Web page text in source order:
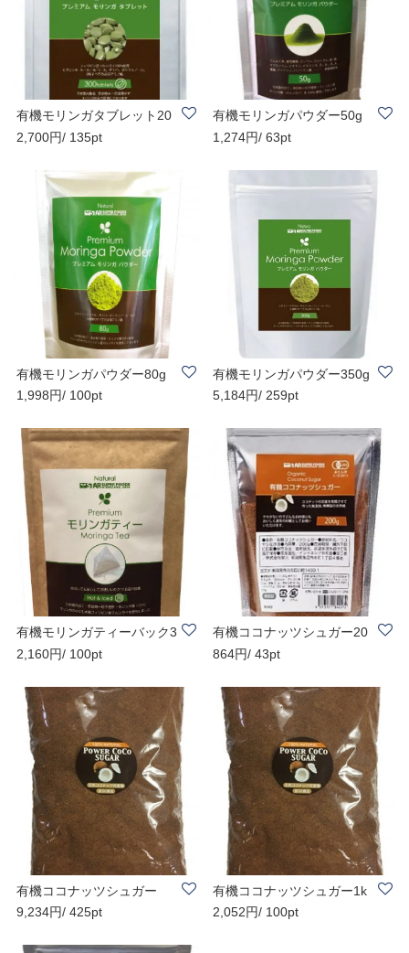
有機モリンガタブレット20
0㎎×300粒 送料..
2,700円/ 135pt
有機モリンガパウダー50g
送料無料
1,274円/ 63pt
有機モリンガパウダー80g
送料無料
1,998円/ 100pt
有機モリンガパウダー350g
送料無料
5,184円/ 259pt
有機モリンガティーバック3
0包 送料無料
2,160円/ 100pt
有機ココナッツシュガー20
0g 送料無料 ..
864円/ 43pt
有機ココナッツシュガー
【業務用】5kg 送..
9,234円/ 425pt
有機ココナッツシュガー1k
g 送料無料
2,052円/ 100pt